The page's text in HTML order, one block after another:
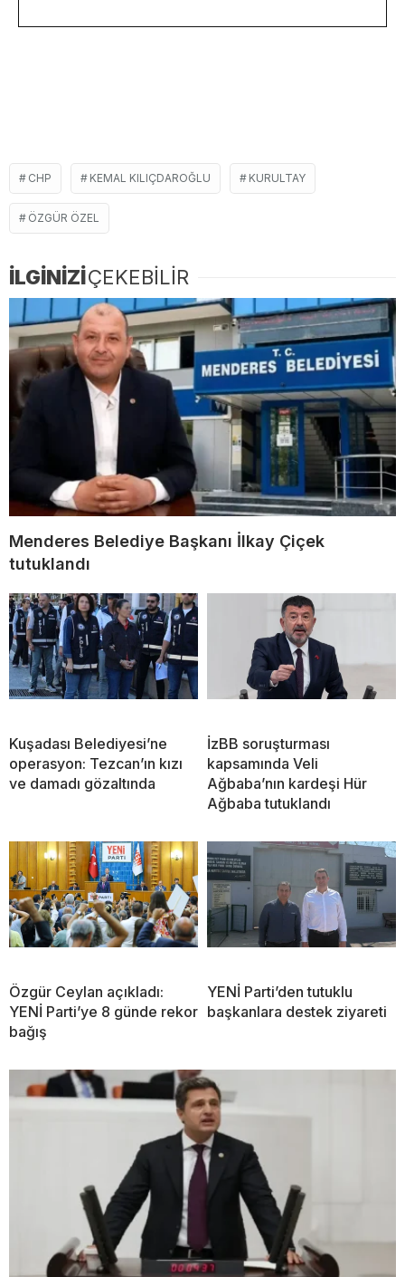
CHP KEMAL KILIÇDAROĞLU KURULTAY
ÖZGÜR ÖZEL
İLGİNİZİÇEKEBİLİR
Menderes Belediye Başkanı İlkay Çiçek
tutuklandı
Kuşadası Belediyesi’ne
operasyon: Tezcan’ın kızı
ve damadı gözaltında
İzBB soruşturması
kapsamında Veli
Ağbaba’nın kardeşi Hür
Ağbaba tutuklandı
Özgür Ceylan açıkladı:
YENİ Parti’ye 8 günde rekor
bağış
YENİ Parti’den tutuklu
başkanlara destek ziyareti